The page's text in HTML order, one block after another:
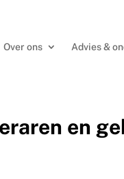
Over ons Advies &
en